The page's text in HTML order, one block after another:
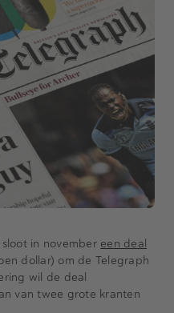
in november een deal
dollar) om de Telegraph
wil de deal
van twee grote kranten